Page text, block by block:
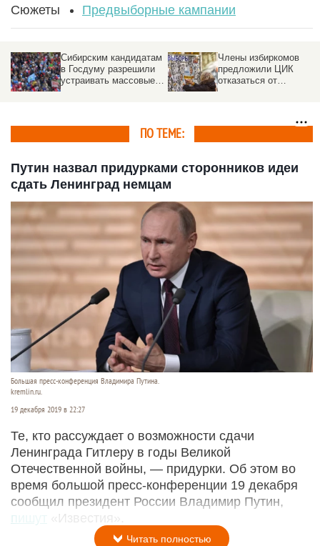
Сюжеты Предвыборные кампании
Сибирским кандидатам
в Госдуму разрешили
устраивать массовые
Члены избиркомов
предложили ЦИК
отказаться от
ПО ТЕМЕ:
Путин назвал придурками сторонников идеи
сдать Ленинград немцам
Большая пресс-конференция Владимира Путина.
kremlin.ru.
19 декабря 2019 в 22:27
Те, кто рассуждает о возможности сдачи
Ленинграда Гитлеру в годы Великой
Отечественной войны, — придурки. Об этом во
время большой пресс-конференции 19 декабря
сообщил президент России Владимир Путин,
пишут
«Известия».
Читать полностью